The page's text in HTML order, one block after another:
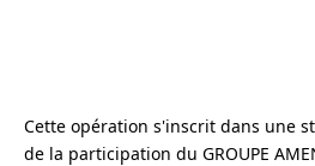
Cette opération s'inscrit dans une
de la participation du GROUPE